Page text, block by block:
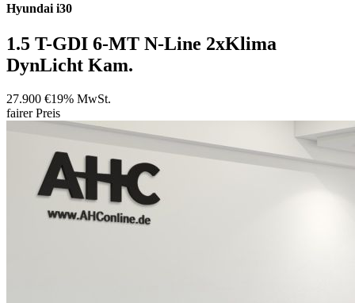
Hyundai i30
1.5 T-GDI 6-MT N-Line 2xKlima
DynLicht Kam.
27.900 €19% MwSt.
fairer Preis